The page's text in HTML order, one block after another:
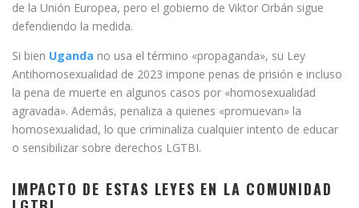
de la Unión Europea, pero el gobierno de Viktor Orbán sigue
defendiendo la medida.
Si bien Uganda no usa el término «propaganda», su Ley
Antihomosexualidad de 2023 impone penas de prisión e incluso
la pena de muerte en algunos casos por «homosexualidad
agravada». Además, penaliza a quienes «promuevan» la
homosexualidad, lo que criminaliza cualquier intento de educar
o sensibilizar sobre derechos LGTBI.
IMPACTO DE ESTAS LEYES EN LA COMUNIDAD